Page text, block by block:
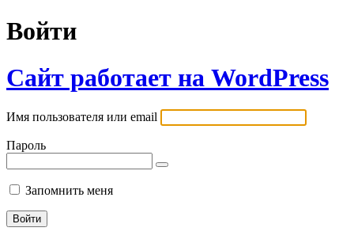
Войти
Сайт работает на WordPress
Имя пользователя или email
Пароль
Запомнить меня